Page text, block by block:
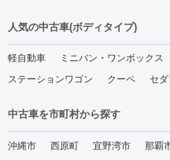
人気の中古車(ボディタイプ)
軽自動車 ミニバン・ワンボックス
ステーションワゴン
クーペ セダ
中古車を市町村から探す
沖縄市 西原町 宜野湾市 那覇